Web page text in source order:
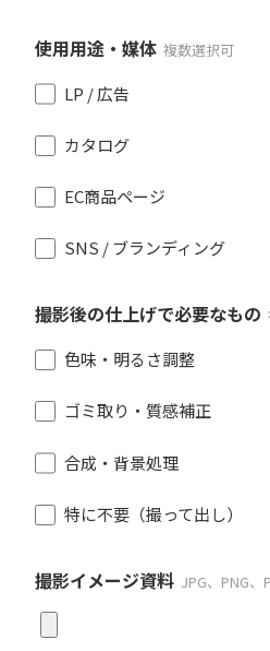
使用用途・媒体 複数選択可
LP / 広告
カタログ
EC商品ページ
SNS / ブランディング
撮影後の仕上げで必要なもの
色味・明るさ調整
ゴミ取り・質感補正
合成・背景処理
特に不要（撮って出し）
撮影イメージ資料 JPG、PNG、